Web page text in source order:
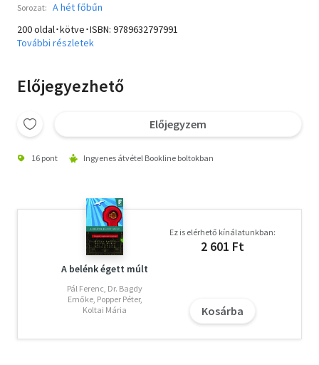
Sorozat: A hét főbűn
200 oldal･kötve･ISBN: 9789632797991
További részletek
Előjegyezhető
Előjegyzem
16 pont Ingyenes átvétel Bookline boltokban
A belénk égett múlt
Pál Ferenc, Dr. Bagdy
Emőke, Popper Péter,
Koltai Mária
Ez is elérhető kínálatunkban:
2 601 Ft
Kosárba